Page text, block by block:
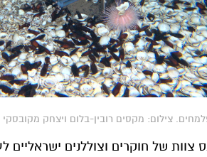
צילום: מקסים רובין-בלום ויצחק מקובסקי
צוות של חוקרים וצוללנים